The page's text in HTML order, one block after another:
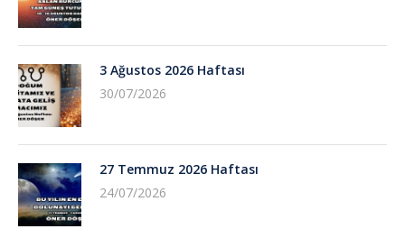
3 Ağustos 2026 Haftası
30/07/2026
27 Temmuz 2026 Haftası
24/07/2026